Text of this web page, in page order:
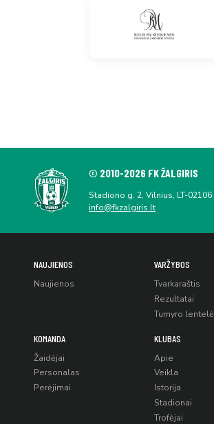
© 2010-2026 FK ŽALGIRIS
Stadiono g. 2, Vilnius, LT-02106
info@fkzalgiris.lt
NAUJIENOS
Naujienos
VARŽYBOS
Tvarkaraštis
Rezultatai
Turnyro lentelė
KOMANDA
Žaidėjai
Personalas
Perėjimai
KLUBAS
Apie
Veikla
Istorija
Stadionai
Trofėjai